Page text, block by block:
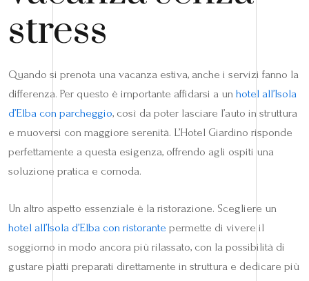
stress
Quando si prenota una vacanza estiva, anche i servizi fanno la
differenza. Per questo è importante affidarsi a un hotel all’Isola
d’Elba con parcheggio, così da poter lasciare l’auto in struttura
e muoversi con maggiore serenità. L’Hotel Giardino risponde
perfettamente a questa esigenza, offrendo agli ospiti una
soluzione pratica e comoda.
Un altro aspetto essenziale è la ristorazione. Scegliere un
hotel all’Isola d’Elba con ristorante permette di vivere il
soggiorno in modo ancora più rilassato, con la possibilità di
gustare piatti preparati direttamente in struttura e dedicare più